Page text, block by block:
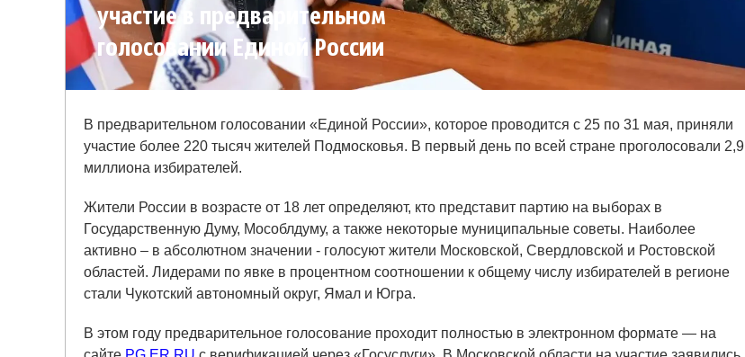
участие в предварительном
голосовании Единой России
В предварительном голосовании «Единой России», которое проводится с 25 по 31 мая, приняли
участие более 220 тысяч жителей Подмосковья. В первый день по всей стране проголосовали 2,9
миллиона избирателей.
Жители России в возрасте от 18 лет определяют, кто представит партию на выборах в
Государственную Думу, Мособлдуму, а также некоторые муниципальные советы. Наиболее
активно – в абсолютном значении - голосуют жители Московской, Свердловской и Ростовской
областей. Лидерами по явке в процентном соотношении к общему числу избирателей в регионе
стали Чукотский автономный округ, Ямал и Югра.
В этом году предварительное голосование проходит полностью в электронном формате — на